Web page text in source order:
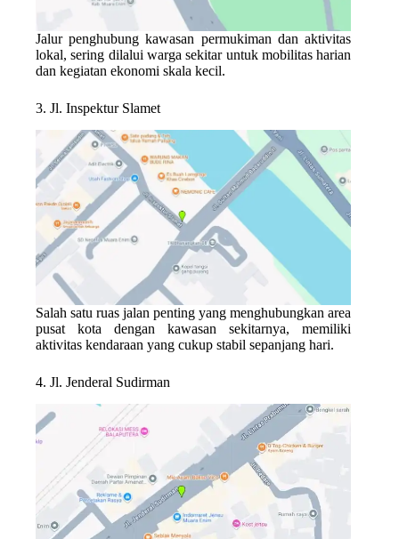
Jalur penghubung kawasan permukiman dan aktivitas
lokal, sering dilalui warga sekitar untuk mobilitas harian
dan kegiatan ekonomi skala kecil.
3. Jl. Inspektur Slamet
Salah satu ruas jalan penting yang menghubungkan area
pusat kota dengan kawasan sekitarnya, memiliki
aktivitas kendaraan yang cukup stabil sepanjang hari.
4. Jl. Jenderal Sudirman